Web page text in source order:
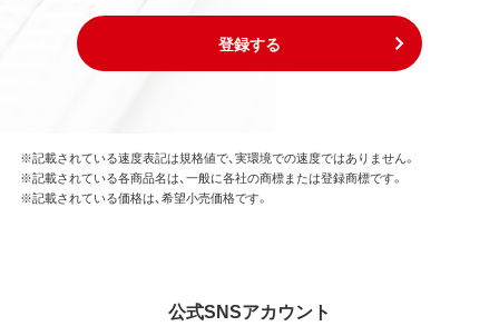
登録する
※記載されている速度表記は規格値で、実環境での速度ではありません。
※記載されている各商品名は、一般に各社の商標または登録商標です。
※記載されている価格は、希望小売価格です。
公式SNSアカウント